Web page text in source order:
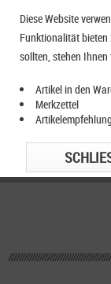
Dolomite 54
Diese Website
Funktionalität bieten
sollten, stehen
Artikel in den
Merkzettel